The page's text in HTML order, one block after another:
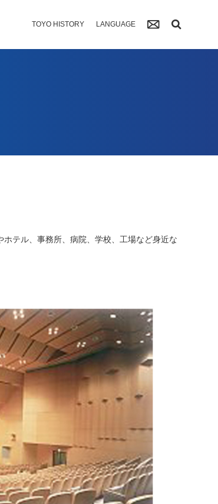
TOYO HISTORY LANGUAGE
テル、事務所、病院、学校、工場など身近な